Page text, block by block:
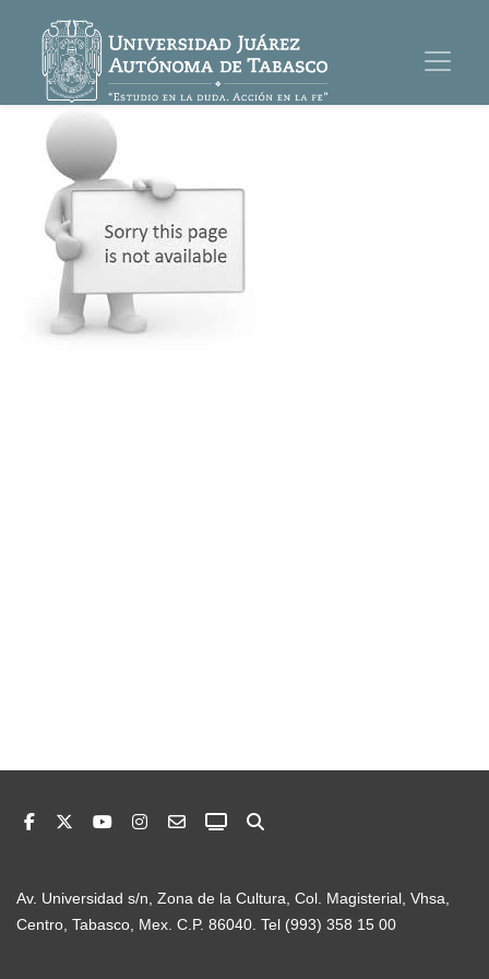
Av. Universidad s/n, Zona de la Cultura, Col. Magisterial, Vhsa,
Centro, Tabasco, Mex. C.P. 86040. Tel (993) 358 15 00